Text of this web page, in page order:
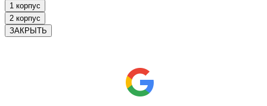
1 корпус
2 корпус
ЗАКРЫТЬ